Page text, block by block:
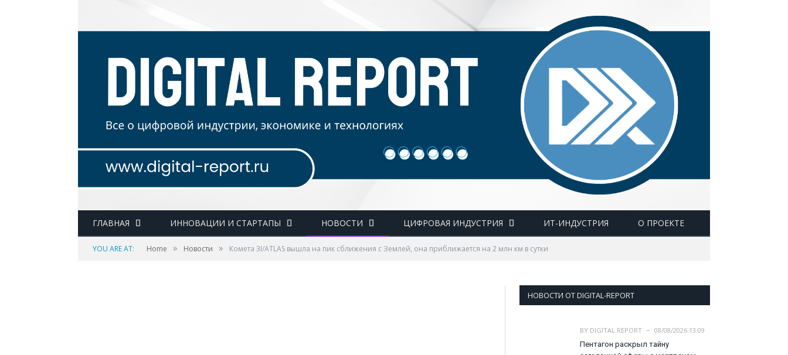
ГЛАВНАЯ ИННОВАЦИИ И СТАРТАПЫ НОВОСТИ ЦИФРОВАЯ ИНДУСТРИЯ ИТ-ИНДУСТРИЯ О ПРОЕКТЕ
YOU ARE AT: Home » Новости » Комета 3I/ATLAS вышла на пик сближения с Землей, она приближается на 2 млн км в сутки
НОВОСТИ ОТ DIGITAL-REPORT
BY DIGITAL REPORT
08/08/2026 13:09
Пентагон раскрыл тайну